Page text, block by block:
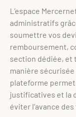
L’espace
administratifs
soumettre vos
remboursement,
section dédiée, et
manière
plateforme permet
justificatives et la
éviter l’avance